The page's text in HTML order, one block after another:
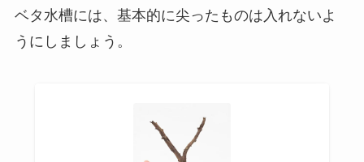
ベタ水槽には、基本的に尖ったものは入れないよ
うにしましょう。